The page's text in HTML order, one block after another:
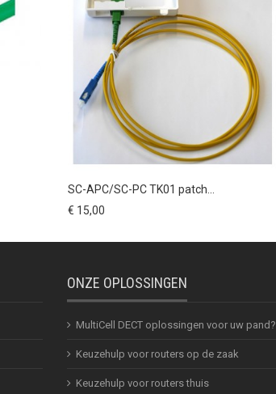
SC-APC/SC-PC TK01 patch...
€ 15,00
ONZE OPLOSSINGEN
MultiCell DECT oplossingen voor uw pand?
Keuzehulp voor routers op de zaak
Keuzehulp voor routers thuis